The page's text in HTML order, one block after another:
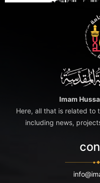
Imam
Here, all that is related to
including news,